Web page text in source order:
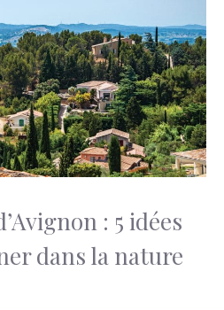
: 5 idées
dans la nature